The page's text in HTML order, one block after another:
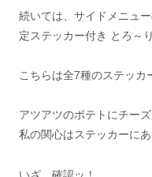
続いては、サイドメニュ
定ステッカー付き とろ～
こちらは全7種のステッカ
アツアツのポテトにチー
私の関心はステッカーにあ
いざ、確認ッ！